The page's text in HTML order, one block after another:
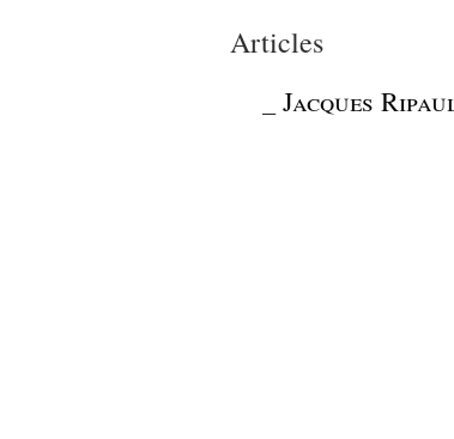
Articles
Jacques